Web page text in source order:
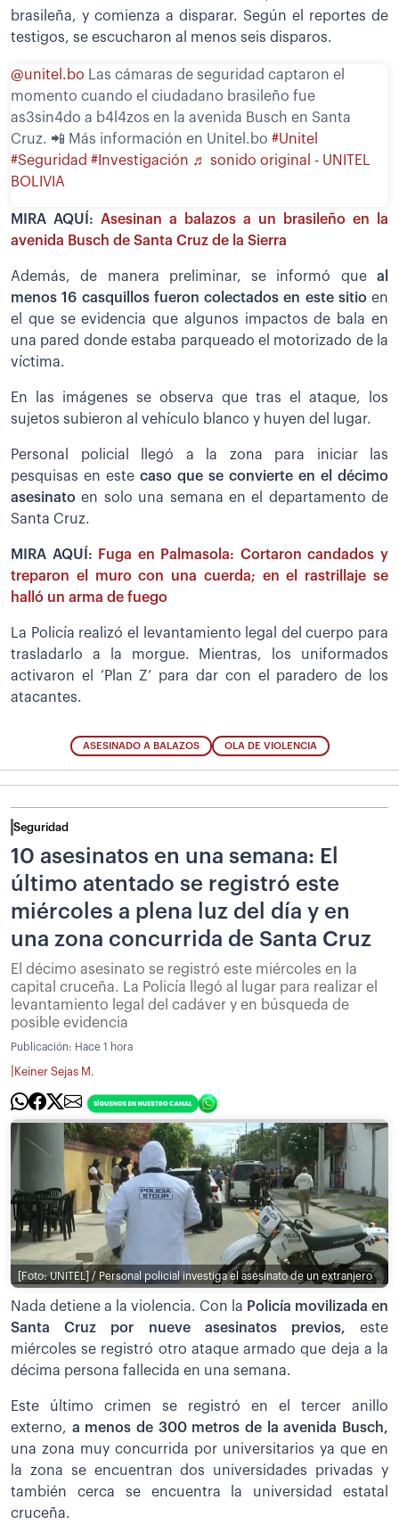
brasileña, y comienza a disparar. Según el reportes de
testigos, se escucharon al menos seis disparos.
@unitel.bo Las cámaras de seguridad captaron el
momento cuando el ciudadano brasileño fue
as3sin4do a b4l4zos en la avenida Busch en Santa
Cruz. 📲 Más información en Unitel.bo #Unitel
#Seguridad #Investigación ♬ sonido original - UNITEL
BOLIVIA
MIRA AQUÍ: Asesinan a balazos a un brasileño en la
avenida Busch de Santa Cruz de la Sierra
Además, de manera preliminar, se informó que al
menos 16 casquillos fueron colectados en este sitioen
el que se evidencia que algunos impactos de bala en
una pared donde estaba parqueado el motorizado de la
víctima.
En las imágenes se observa que tras el ataque, los
sujetos subieron al vehículo blanco y huyen del lugar.
Personal policial llegó a la zona para iniciar las
pesquisas en este caso que se convierte en el décimo
asesinatoen solo una semana en el departamento de
Santa Cruz.
MIRA AQUÍ:
Fuga en Palmasola: Cortaron candados y
treparon el muro con una cuerda; en el rastrillaje se
halló un arma de fuego
La Policía realizó el levantamiento legal del cuerpo para
trasladarlo a la morgue. Mientras, los uniformados
activaron el ‘Plan Z’ para dar con el paradero de los
atacantes.
ASESINADO A BALAZOS OLA DE VIOLENCIA
Seguridad
10 asesinatos en una semana: El
último atentado se registró este
miércoles a plena luz del día y en
una zona concurrida de Santa Cruz
El décimo asesinato se registró este miércoles en la
capital cruceña. La Policía llegó al lugar para realizar el
levantamiento legal del cadáver y en búsqueda de
posible evidencia
Publicación: Hace 1 hora
Keiner Sejas M.
[Foto: UNITEL] / Personal policial investiga el asesinato de un extranjero
Nada detiene a la violencia. Con la Policía movilizada en
Santa Cruz por nueve asesinatos previos, este
miércoles se registró otro ataque armado que deja a la
décima persona fallecida en una semana.
Este último crimen se registró en el tercer anillo
externo, a menos de 300 metros de la avenida Busch,
una zona muy concurrida por universitarios ya que en
la zona se encuentran dos universidades privadas y
también cerca se encuentra la universidad estatal
cruceña.